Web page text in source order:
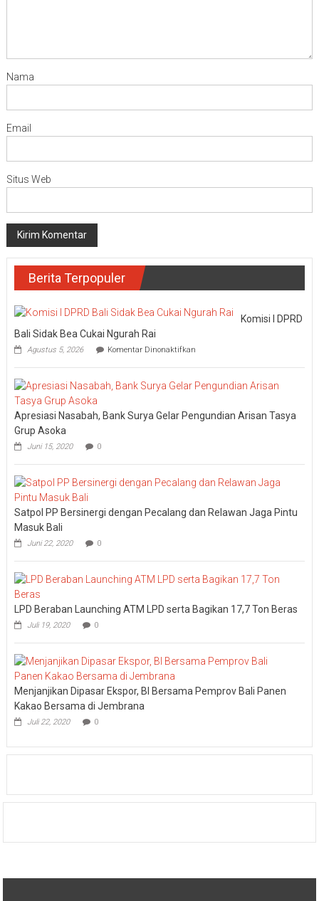
Nama
Email
Situs Web
Berita Terpopuler
Komisi I DPRD
Bali Sidak Bea Cukai Ngurah Rai
Agustus 5, 2026 Komentar Dinonaktifkanpada
I
DPRD
Bali
Bea
Apresiasi Nasabah, Bank Surya Gelar Pengundian Arisan Tasya
Grup Asoka
Juni 15, 2020 0
Satpol PP Bersinergi dengan Pecalang dan Relawan Jaga Pintu
Masuk Bali
Juni 22, 2020 0
LPD Beraban Launching ATM LPD serta Bagikan 17,7 Ton Beras
Juli 19, 2020 0
Menjanjikan Dipasar Ekspor, BI Bersama Pemprov Bali Panen
Kakao Bersama di Jembrana
Juli 22, 2020 0